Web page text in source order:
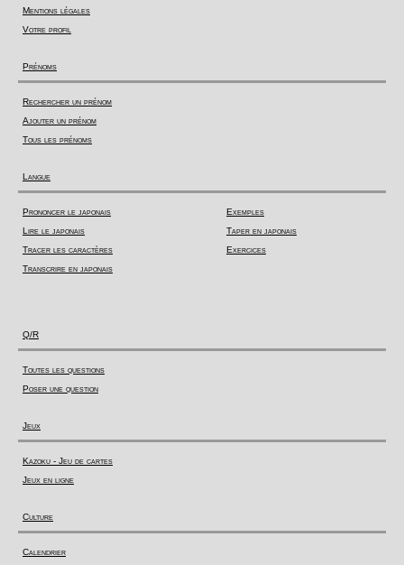
Mentions légales
Votre profil
Prénoms
Rechercher un prénom
Ajouter un prénom
Tous les prénoms
Langue
Prononcer le japonais
Lire le japonais
Tracer les caractères
Transcrire en japonais
Exemples
Taper en japonais
Exercices
Q/R
Toutes les questions
Poser une question
Jeux
Kazoku - Jeu de cartes
Jeux en ligne
Culture
Calendrier